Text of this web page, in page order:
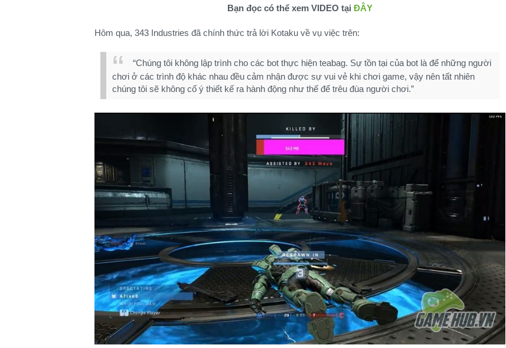
Bạn đọc có thể xem VIDEO tạiĐÂY
Hôm qua, 343 Industries đã chính thức trả lời Kotaku về vụ việc trên:
“Chúng tôi không lập trình cho các bot thực hiện teabag. Sự tồn tại của bot là để những người
chơi ở các trình độ khác nhau đều cảm nhận được sự vui vẻ khi chơi game, vậy nên tất nhiên
chúng tôi sẽ không cố ý thiết kế ra hành động như thế để trêu đùa người chơi.”